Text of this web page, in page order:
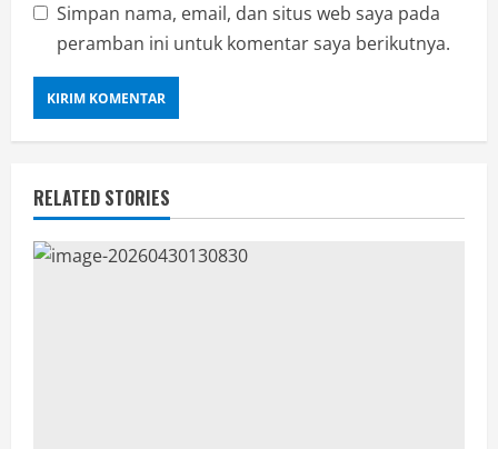
Simpan nama, email, dan situs web saya pada
peramban ini untuk komentar saya berikutnya.
RELATED STORIES